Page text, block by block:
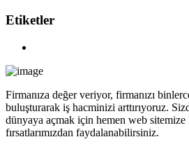
Etiketler
Firmanıza değer veriyor, firmanızı
buluşturarak iş hacminizi arttırıyoruz.
dünyaya açmak için hemen web
fırsatlarımızdan faydalanabilirsiniz.